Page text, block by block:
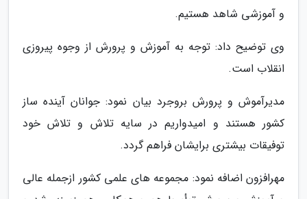
و آموزشی شاهد هستیم.
وی توضیح داد: توجه به آموزش و پرورش از وجوه پیروزی
انقلاب است.
مدیرآموش و پرورش بروجرد بیان نمود: جوانان آینده ساز
کشور هستند و امیدواریم در سایه تلاش و تلاش خود
توفیقات بیشتری برایشان فراهم گردد.
مهرافزون اضافه نمود: مجموعه های علمی کشور ازجمله عالی